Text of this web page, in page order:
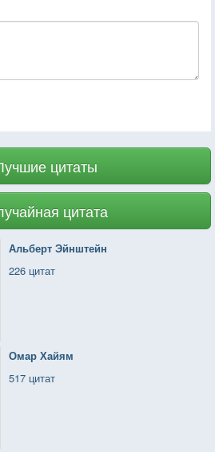
цитаты
цитата
Альберт Эйнштейн
226 цитат
Омар Хайям
517 цитат